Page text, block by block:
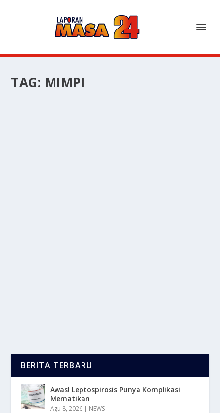
TAG: MIMPI
BERITA TERBARU
Awas! Leptospirosis Punya Komplikasi
Mematikan
Agu 8, 2026 | NEWS